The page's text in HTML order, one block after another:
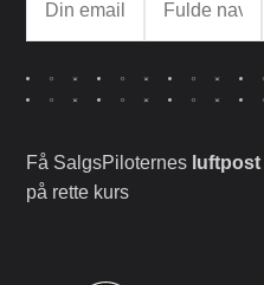
Få SalgsPiloternes luftpost
på rette kurs